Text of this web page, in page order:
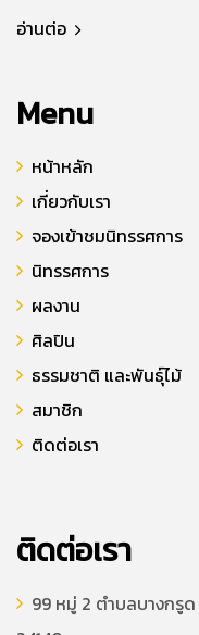
อ่านต่อ
Menu
หน้าหลัก
เกี่ยวกับเรา
จองเข้าชมนิทรรศการ
นิทรรศการ
ผลงาน
ศิลปิน
ธรรมชาติ และพันธุ์ไม้
สมาชิก
ติดต่อเรา
ติดต่อเรา
99 หมู่ 2 ตำบลบางกรูด